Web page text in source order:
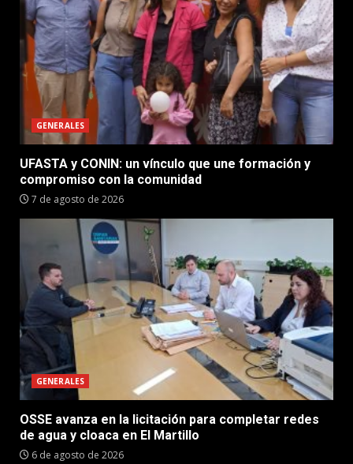
GENERALES
UFASTA y CONIN: un vínculo que une formación y
compromiso con la comunidad
7 de agosto de 2026
GENERALES
OSSE avanza en la licitación para completar redes
de agua y cloaca en El Martillo
6 de agosto de 2026